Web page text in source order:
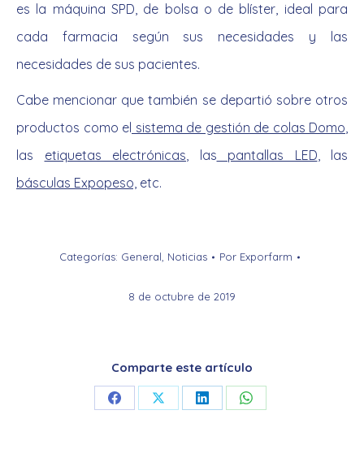
es la máquina SPD, de bolsa o de blíster, ideal para
cada farmacia según sus necesidades y las
necesidades de sus pacientes.
Cabe mencionar que también se departió sobre otros
productos como el sistema de gestión de colas Domo,
las etiquetas electrónicas, las pantallas LED, las
básculas Expopeso, etc.
Categorías: General Noticias Por Exporfarm
8 de octubre de 2019
Comparte este artículo
Share Share Share Share